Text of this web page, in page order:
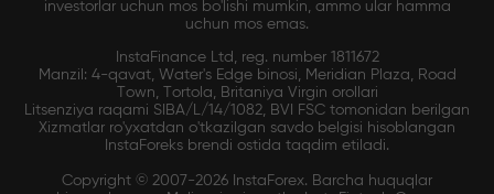
investorlar uchun mos bo'lishi mumkin, ammo ular hamma
uchun mos emas.
InstaFinance Ltd, reg. number 1811672
Manzil: 4-qavat, Water's Edge binosi, Meridian Plaza, Road
Town, Tortola, Britaniya Virgin orollari
Litsenziya raqami SIBA/L/14/1082, BVI FSC tomonidan berilgan
Xizmatlar ro'yxatdan o'tkazilgan savdo belgisi hisoblangan
InstaForeks brendi ostida taqdim etiladi.
Copyright © 2007-2026 InstaForex. Barcha huquqlar